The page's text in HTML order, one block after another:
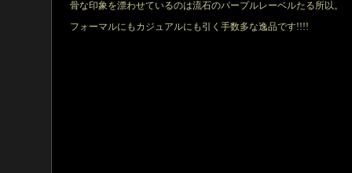
骨な印象を漂わせているのは流石のパープルレーベルたる所以。
フォーマルにもカジュアルにも引く手数多な逸品です!!!!